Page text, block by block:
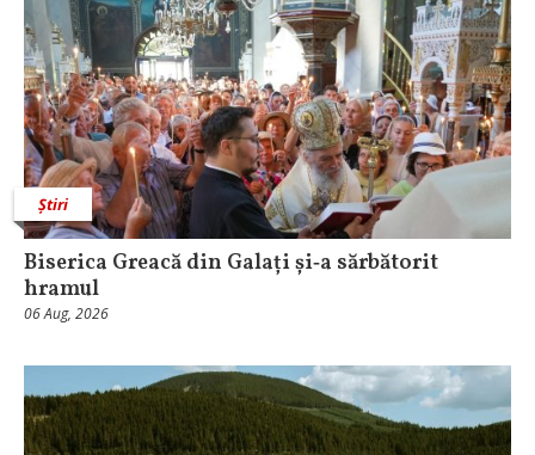
Știri
Biserica Greacă din Galați și‑a sărbătorit
hramul
06 Aug, 2026